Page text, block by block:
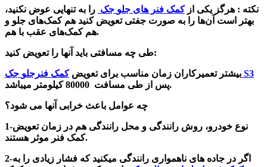
نکته : هرگز یکی ازکمک فنر های جلو جک را به تنهایی عوض نکنید،
بهتر است آن‌ها را به صورت جفتی تعویض کنید هم کمک‌های جلو و
هم کمک‌های عقب با هم.
طی چه مسافتی باید آنها راتعویض کنید:
بیشتر تعمیرکاران زمان مناسب برای تعویضکمک فنرجلو
جک S3
پس از طی مسافت 80000 کیلومتر میباشد.
چه عوامل باعث خرابی آنها می شود؟
1-نوع خودرو، روش رانندگی و محل رانندگی هم در زمان تعویض
کمک فنر موثر هستند.
2-اگر در جاده های ناهمواری رانندگی میکنید که فشار زیادی را به